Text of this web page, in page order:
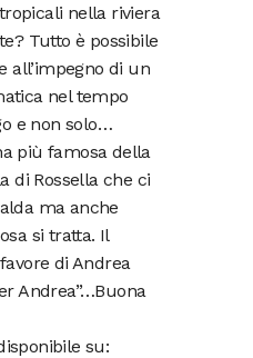
nella riviera
Tutto è possibile
all’impegno di un
nel tempo
e non solo…
più famosa della
di Rossella che ci
ma anche
si tratta. Il
di Andrea
Andrea”…Buona
su: